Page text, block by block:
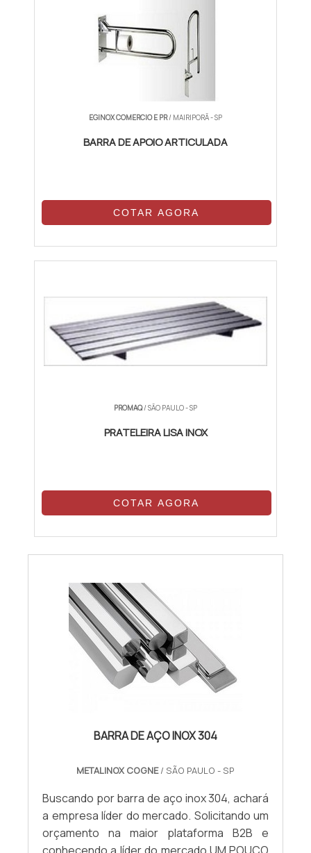
EGINOX COMERCIO E PR/ MAIRIPORÃ - SP
BARRA DE APOIO ARTICULADA
COTAR AGORA
PROMAQ/ SÃO PAULO - SP
PRATELEIRA LISA INOX
COTAR AGORA
BARRA DE AÇO INOX 304
METALINOX COGNE/ SÃO PAULO - SP
Buscando por barra de aço inox 304, achará
a empresa líder do mercado. Solicitando um
orçamento na maior plataforma B2B e